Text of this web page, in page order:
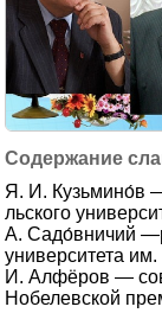
Я. И. Кузьмино́в
льского
А. Садо́вничий
университета
И. Алфёров —
Нобелевской